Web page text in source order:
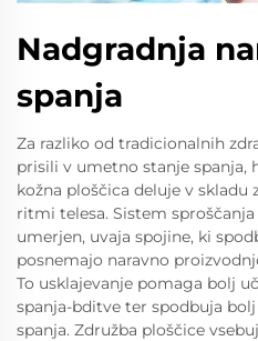
Nadgradnja
spanja
Za razliko od tradicionalnih
prisili v umetno stanje spanja,
kožna ploščica deluje v
ritmi telesa. Sistem
umerjen, uvaja spojine, ki
posnemajo naravno
To usklajevanje pomaga bolj
spanja-bditve ter spodbuja
spanja. Združba ploščice